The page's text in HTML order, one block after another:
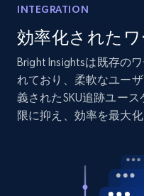
Etsy
URL, Product id,
Reviews count shop,
price, and more.
1.9K+ 322+
Etsy - Collect data
specified keywords
INTEGRATION
効率化された
Bright Insightsは既存の
れており、柔軟なユー
義されたSKU追跡ユー
限に抑え、効率を最大化